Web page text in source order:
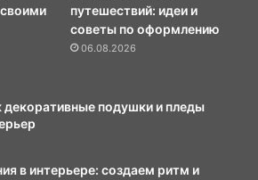
путешествий: идеи и
советы по оформлению
06.08.2026
декоративные подушки и пледы
в интерьере: создаем ритм и